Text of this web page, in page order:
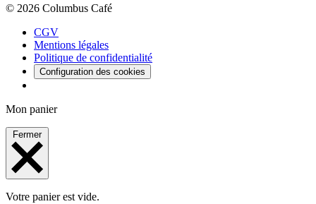
© 2026 Columbus Café
CGV
Mentions légales
Politique de confidentialité
Configuration des cookies
Mon panier
Fermer
Votre panier est vide.